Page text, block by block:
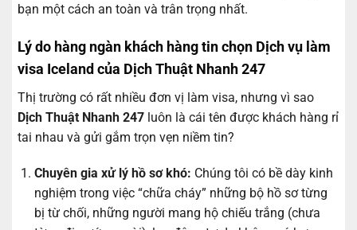
bạn một cách an toàn và trân trọng nhất.
Lý do hàng ngàn khách hàng tin chọn Dịch vụ làm
visa Iceland của Dịch Thuật Nhanh 247
Thị trường có rất nhiều đơn vị làm visa, nhưng vì sao
Dịch Thuật Nhanh 247 luôn là cái tên được khách hàng rỉ
tai nhau và gửi gắm trọn vẹn niềm tin?
Chuyên gia xử lý hồ sơ khó: Chúng tôi có bề dày kinh
nghiệm trong việc “chữa cháy” những bộ hồ sơ từng
bị từ chối, những người mang hộ chiếu trắng (chưa